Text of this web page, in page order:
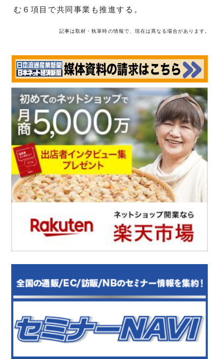
む６項目で共同事業も推進する。
記事は取材・執筆時の情報で、現在は異なる場合があります。